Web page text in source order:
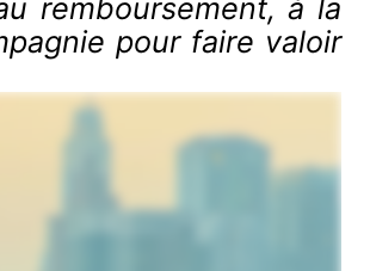
remboursement, à la
pour faire valoir